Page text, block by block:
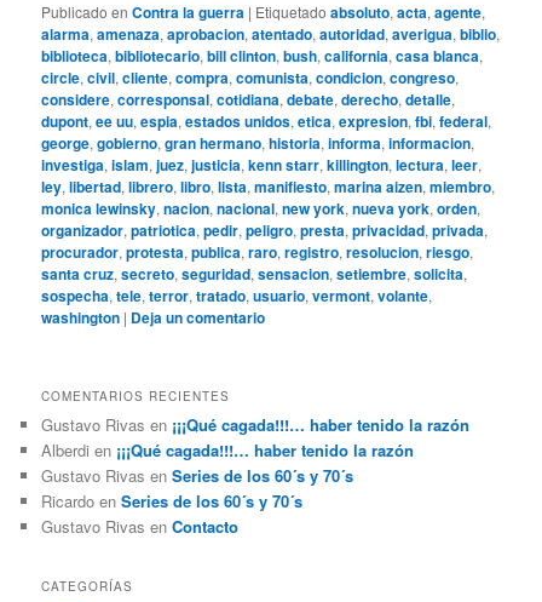
Publicado en Contra la guerra | Etiquetado absoluto,acta,agente,
alarma,amenaza,aprobacion,atentado,autoridad,averigua,biblio,
biblioteca,bibliotecario,bill clinton,bush,california,casa blanca,
circle,civil,cliente,compra,comunista,condicion,congreso,
considere,corresponsal,cotidiana,debate,derecho,detalle,
dupont,ee uu,espia,estados unidos,etica,expresion,fbi,federal,
george,gobierno,gran hermano,historia,informa,informacion,
investiga,islam,juez,justicia,kenn starr,killington,lectura,leer,
ley,libertad,librero,libro,lista,manifiesto,marina aizen,miembro,
monica lewinsky,nacion,nacional,new york,nueva york,orden,
organizador,patriotica,pedir,peligro,presta,privacidad,privada,
procurador,protesta,publica,raro,registro,resolucion,riesgo,
santa cruz,secreto,seguridad,sensacion,setiembre,solicita,
sospecha,tele,terror,tratado,usuario,vermont,volante,
washington | Deja un comentario
COMENTARIOS RECIENTES
Gustavo Rivas en ¡¡¡Qué cagada!!!… haber tenido la razón
Alberdi en ¡¡¡Qué cagada!!!… haber tenido la razón
Gustavo Rivas enSeries de los 60´s y 70´s
Ricardo enSeries de los 60´s y 70´s
Gustavo Rivas enContacto
CATEGORÍAS